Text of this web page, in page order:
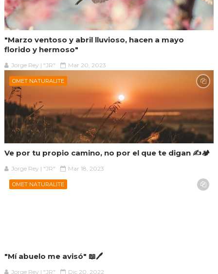
"Marzo ventoso y abril lluvioso, hacen a mayo
florido y hermoso"
Jorge Rey | "JR" Mar 20, 2023
OMET NATURALITE
Ve por tu propio camino, no por el que te digan ✍️🏕️
Jorge Rey | "JR" Mar 18, 2023
OMET NATURALITE
"Mí abuelo me avisó" 📖🖊️
Jorge Rey | "JR" Dic 20, 2022